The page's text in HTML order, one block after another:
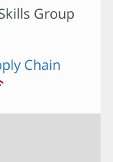
Group
Chain